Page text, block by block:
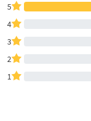
5
4
3
2
1